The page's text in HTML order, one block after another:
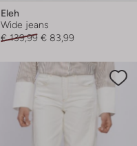
Eleh
Wide jeans
€ 139,99 € 83,99